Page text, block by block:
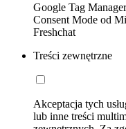
Google Tag
Consent Mode od
Freshchat
Treści zewnętrzne
Akceptacja tych
lub inne treści